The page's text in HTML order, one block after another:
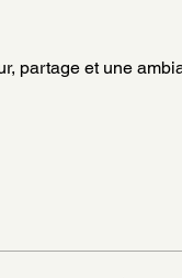
partage et une